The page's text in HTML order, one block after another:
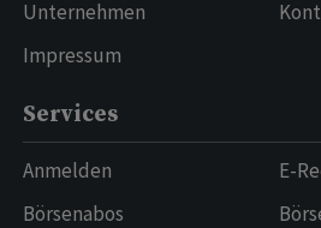
Unternehmen
Impressum
Services
Anmelden
Börsenabos
E-